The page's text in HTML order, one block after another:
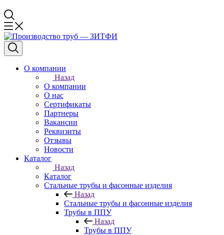
О компании
Назад
О компании
О нас
Сертификаты
Партнеры
Вакансии
Реквизиты
Отзывы
Новости
Каталог
Назад
Каталог
Стальные трубы и фасонные изделия
Назад
Стальные трубы и фасонные изделия
Трубы в ППУ
Назад
Трубы в ППУ